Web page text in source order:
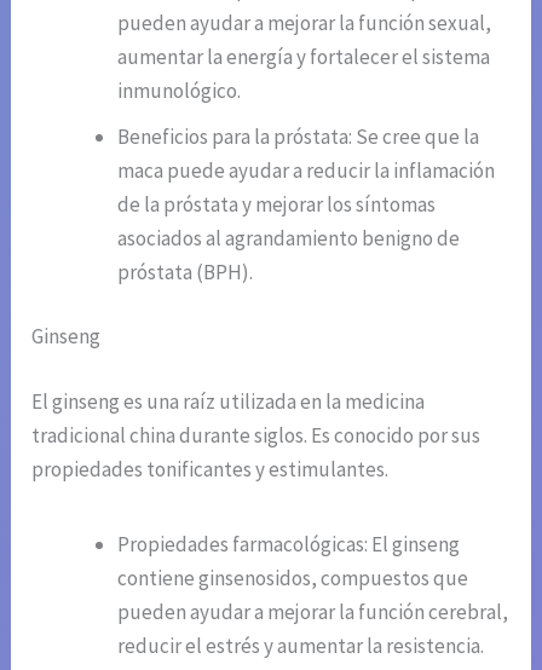
pueden ayudar a mejorar la función sexual,
aumentar la energía y fortalecer el sistema
inmunológico.
Beneficios para la próstata: Se cree que la
maca puede ayudar a reducir la inflamación
de la próstata y mejorar los síntomas
asociados al agrandamiento benigno de
próstata (BPH).
Ginseng
El ginseng es una raíz utilizada en la medicina
tradicional china durante siglos. Es conocido por sus
propiedades tonificantes y estimulantes.
Propiedades farmacológicas: El ginseng
contiene ginsenosidos, compuestos que
pueden ayudar a mejorar la función cerebral,
reducir el estrés y aumentar la resistencia.